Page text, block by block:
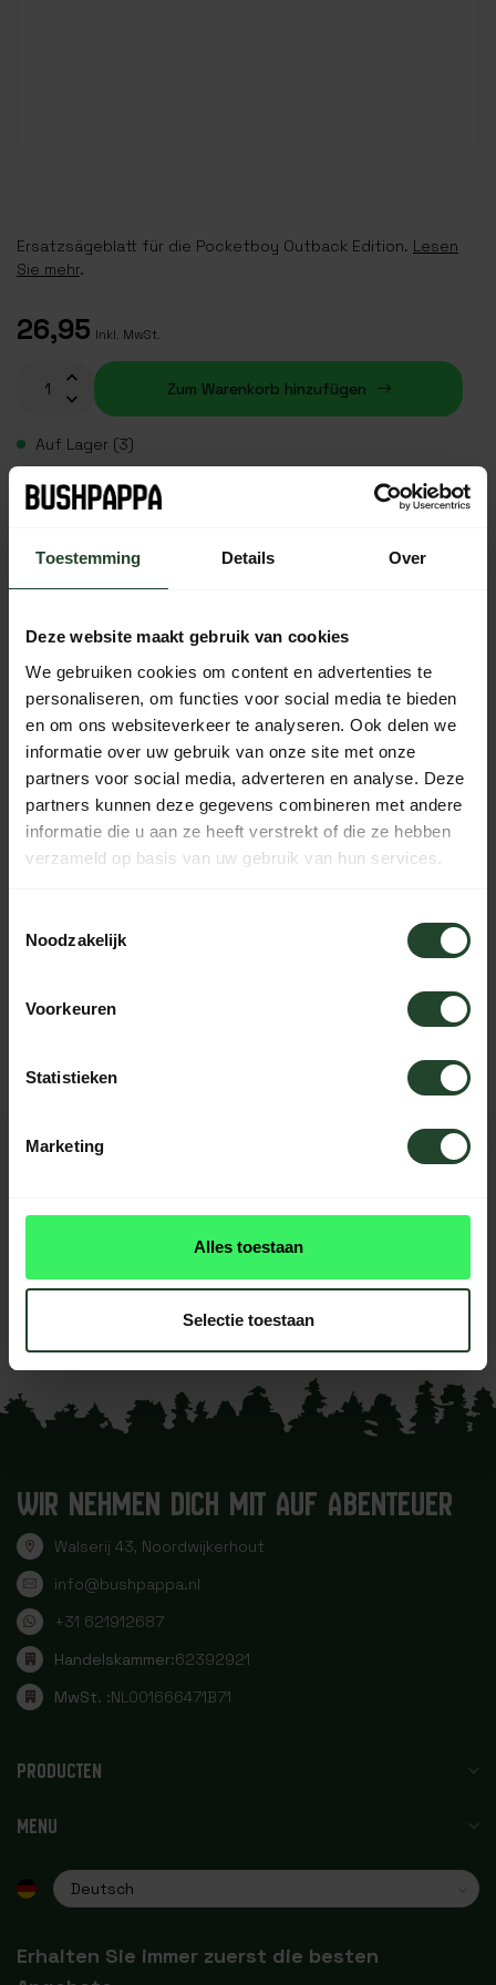
Toestemming Details Over
Deze website maakt gebruik van cookies
We gebruiken cookies om content en advertenties te
personaliseren, om functies voor social media te bieden
en om ons websiteverkeer te analyseren. Ook delen we
informatie over uw gebruik van onze site met onze
partners voor social media, adverteren en analyse. Deze
partners kunnen deze gegevens combineren met andere
informatie die u aan ze heeft verstrekt of die ze hebben
verzameld op basis van uw gebruik van hun services.
Noodzakelijk
Voorkeuren
Statistieken
Marketing
Alles toestaan
Selectie toestaan
Ersatzsägeblatt für die Pocketboy Outback Edition. Lesen
Sie mehr.
26,95 Inkl. MwSt.
Zum Warenkorb hinzufügen
Auf Lager (3)
Kostenloser Versand ab 90 € (NL, BE & DE)
14 Tage Bedenkzeit mit no-nonsense Rückgaberecht
selben Tag versandt.
Jeden Tag von 10:00 bis 20:00 Uhr per Chat, Telefon oder
E-Mail erreichbar.
PRODUKTBESCHREIBUNG
EIGENSCHAFTEN
Kontaktieren Sie uns, unsere Kollegen
Diese produkt had noch
keine reviews
Ihre Bewertung hinzufügen
WIR NEHMEN DICH MIT AUF ABENTEUER
Walserij 43, Noordwijkerhout
info@bushpappa.nl
+31 621912687
Handelskammer:62392921
MwSt. :NL001666471B71
PRODUCTEN
MENU
Erhalten Sie immer zuerst die besten